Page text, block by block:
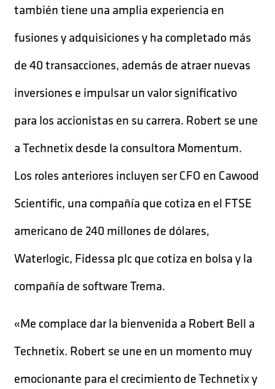
también tiene una amplia experiencia en
fusiones y adquisiciones y ha completado más
de 40 transacciones, además de atraer nuevas
inversiones e impulsar un valor significativo
para los accionistas en su carrera. Robert se une
a Technetix desde la consultora Momentum.
Los roles anteriores incluyen ser CFO en Cawood
Scientific, una compañía que cotiza en el FTSE
americano de 240 millones de dólares,
Waterlogic, Fidessa plc que cotiza en bolsa y la
compañía de software Trema.
«Me complace dar la bienvenida a Robert Bell a
Technetix. Robert se une en un momento muy
emocionante para el crecimiento de Technetix y